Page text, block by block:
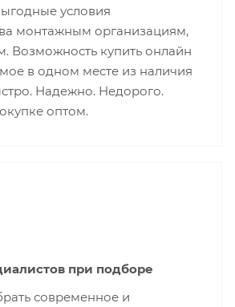
условия
монтажным организациям,
Возможность купить онлайн
в одном месте из наличия
Надежно. Недорого.
оптом.
при подборе
современное и